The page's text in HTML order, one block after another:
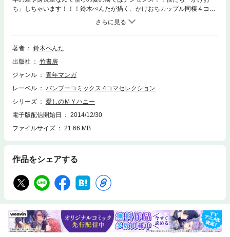
ち」しちゃいます！！！鈴木ぺんたが描く、かけおちカップル同棲４コ
著者
鈴木ぺんた
出版社
竹書房
ジャンル
青年マンガ
レーベル
バンブーコミックス 4コマセレクション
シリーズ
愛しのＭＹハニー
電子版配信開始日
2014/12/30
ファイルサイズ
21.66 MB
作品をシェアする